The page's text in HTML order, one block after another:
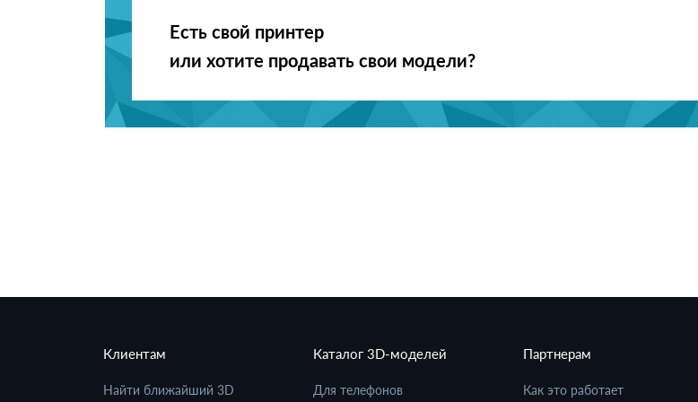
Есть свой принтер
или хотите продавать свои модели?
Клиентам
Найти ближайший 3D
Каталог 3D-моделей
Для телефонов
Партнерам
Как это работает